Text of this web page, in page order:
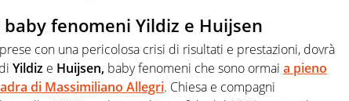
fenomeni Yildiz e Huijsen
con una pericolosa crisi di risultati e prestazioni, dovrà
Yildiz e Huijsen, baby fenomeni che sono ormai a pieno
di Massimiliano Allegri. Chiesa e compagni